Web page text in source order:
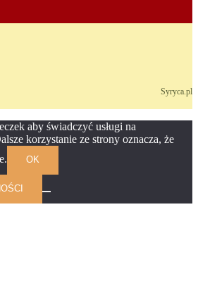
Syryca.pl
aby świadczyć usługi na
korzystanie ze strony oznacza, że
OK